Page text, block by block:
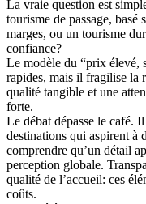
La vraie question est
tourisme de passage,
marges, ou un tourisme
confiance?
Le modèle du “prix élevé,
rapides, mais il fragilise la
qualité tangible et une
forte.
Le débat dépasse le café.
destinations qui aspirent à
comprendre qu’un détail
perception globale.
qualité de l’accueil: ces
coûts.